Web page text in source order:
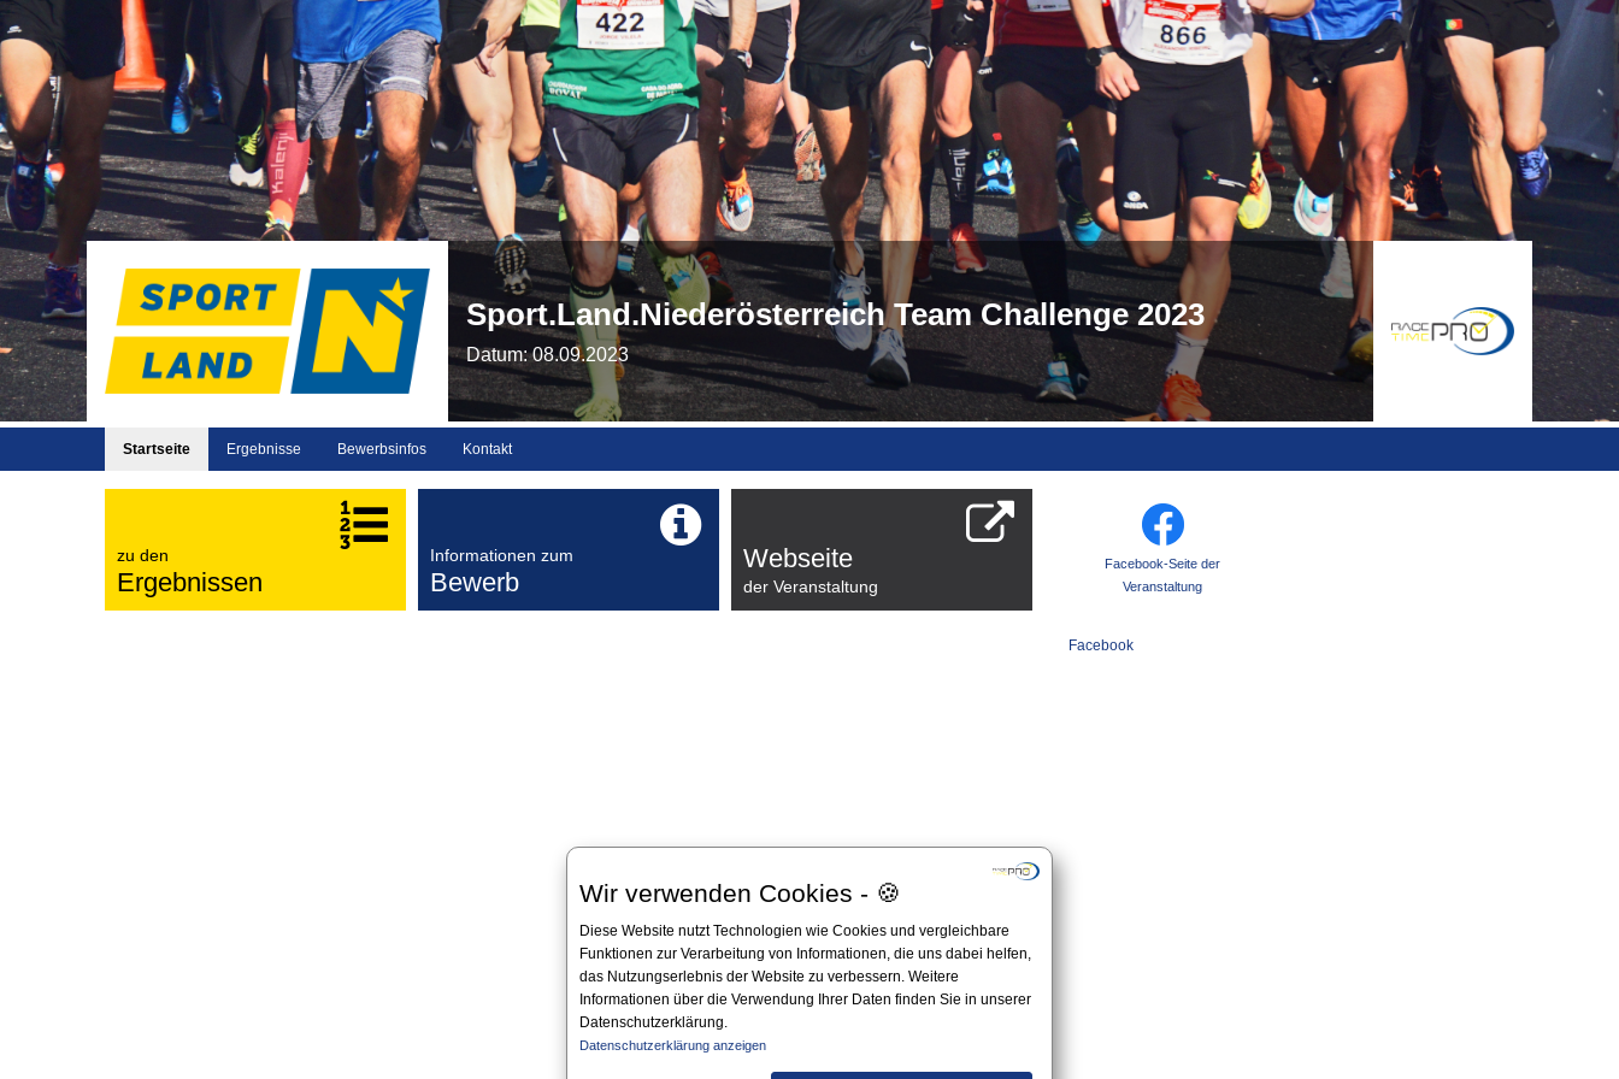
Wir verwenden Cookies - 🍪
Diese Website nutzt Technologien wie Cookies und vergleichbare
Funktionen zur Verarbeitung von Informationen, die uns dabei helfen,
das Nutzungserlebnis der Website zu verbessern. Weitere
Informationen über die Verwendung Ihrer Daten finden Sie in unserer
Datenschutzerklärung.
Datenschutzerklärung anzeigen
Sport.Land.Niederösterreich Team Challenge 2023
Datum: 08.09.2023
Startseite Ergebnisse Bewerbsinfos Kontakt
zu den
Ergebnissen
Informationen zum
Bewerb
Webseite
der Veranstaltung
Facebook-Seite der
Veranstaltung
Facebook